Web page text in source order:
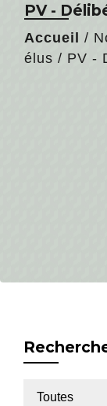
PV -
Accueil /
élus / PV -
Toutes